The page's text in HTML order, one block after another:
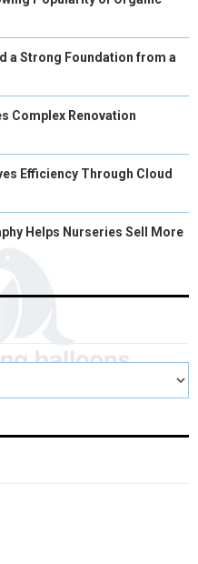
a Strong Foundation from a
Complex Renovation
Efficiency Through Cloud
Helps Nurseries Sell More